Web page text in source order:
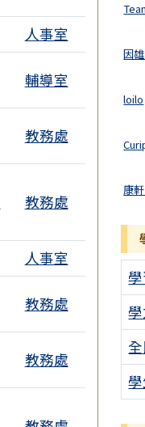
人事室
輔導室
教務處
教務處
人事室
教務處
教務處
因
loilo
康